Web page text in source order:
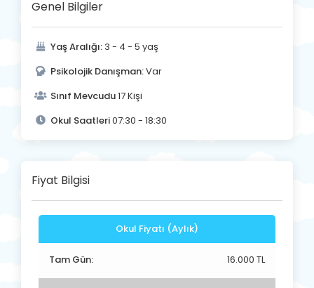
Genel Bilgiler
Yaş Aralığı: 3 - 4 - 5 yaş
Psikolojik Danışman:Var
Sınıf Mevcudu17 Kişi
Okul Saatleri07:30 - 18:30
Fiyat Bilgisi
Okul Fiyatı (Aylık)
Tam Gün: 16.000 TL